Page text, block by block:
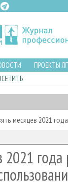
ПРОЕКТЫ
месяцев 2021
2021